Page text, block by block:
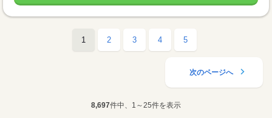
1 2 3 4 5
次のページへ
8,697件中、1～25件を表示